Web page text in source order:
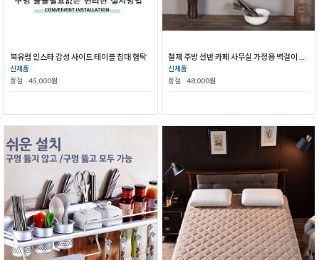
북유럽 인스타 감성 사이드 테이블 침대 협탁
신제품
품절
45,000원
신제품
품절
48,000원